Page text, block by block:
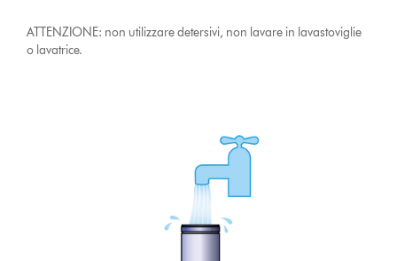
ATTENZIONE: non utilizzare detersivi, non lavare in lavastoviglie
o lavatrice.